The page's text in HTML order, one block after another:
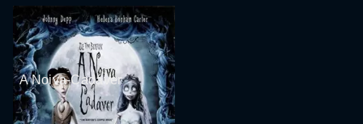
A Noiva-Cadáver